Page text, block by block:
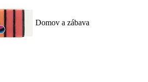
Domov a zábava